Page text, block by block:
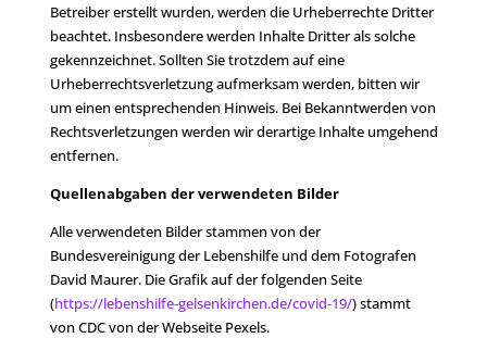
Betreiber erstellt wurden, werden die Urheberrechte Dritter
beachtet. Insbesondere werden Inhalte Dritter als solche
gekennzeichnet. Sollten Sie trotzdem auf eine
Urheberrechtsverletzung aufmerksam werden, bitten wir
um einen entsprechenden Hinweis. Bei Bekanntwerden von
Rechtsverletzungen werden wir derartige Inhalte umgehend
entfernen.
Quellenabgaben der verwendeten Bilder
Alle verwendeten Bilder stammen von der
Bundesvereinigung der Lebenshilfe und dem Fotografen
David Maurer. Die Grafik auf der folgenden Seite
(https://lebenshilfe-gelsenkirchen.de/covid-19/) stammt
von CDC von der Webseite Pexels.